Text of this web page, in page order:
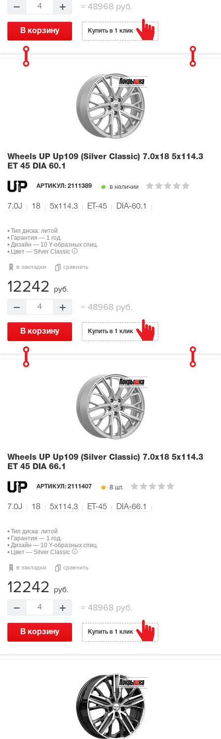
4 =48968 руб.
В корзину Купить в 1 клик
Wheels UP Up109 (Silver Classic) 7.0x18 5x114.3
ET 45 DIA 60.1
АРТИКУЛ: 2111389 в наличии
7.0J 18 5x114.3 ET-45 DIA-60.1
• Тип диска: литой
• Гарантия — 1 год.
• Дизайн — 10 Y-образных спиц.
• Цвет — Silver Classic
в закладки сравнить
12242 руб.
4 =48968 руб.
В корзину Купить в 1 клик
Wheels UP Up109 (Silver Classic) 7.0x18 5x114.3
ET 45 DIA 66.1
АРТИКУЛ: 2111407 8 шт.
7.0J 18 5x114.3 ET-45 DIA-66.1
• Тип диска: литой
• Гарантия — 1 год.
• Дизайн — 10 Y-образных спиц.
• Цвет — Silver Classic
в закладки сравнить
12242 руб.
4 =48968 руб.
В корзину Купить в 1 клик